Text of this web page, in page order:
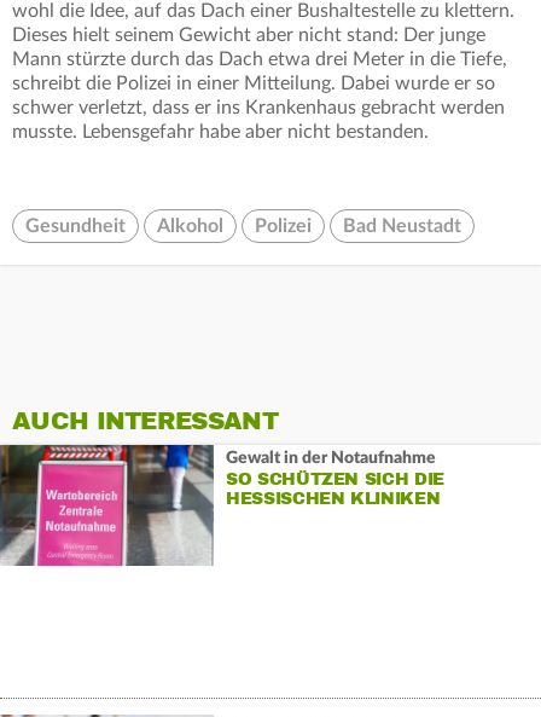
wohl die Idee, auf das Dach einer Bushaltestelle zu klettern.
Dieses hielt seinem Gewicht aber nicht stand: Der junge
Mann stürzte durch das Dach etwa drei Meter in die Tiefe,
schreibt die Polizei in einer Mitteilung. Dabei wurde er so
schwer verletzt, dass er ins Krankenhaus gebracht werden
musste. Lebensgefahr habe aber nicht bestanden.
Gesundheit Alkohol Polizei Bad Neustadt
AUCH INTERESSANT
Gewalt in der Notaufnahme
SO SCHÜTZEN SICH DIE
HESSISCHEN KLINIKEN